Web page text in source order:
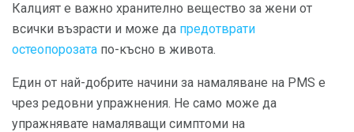
Калцият е важно хранително вещество за жени от
всички възрасти и може да предотврати
остеопорозата по-късно в живота.
Един от най-добрите начини за намаляване на PMS е
чрез редовни упражнения. Не само може да
упражнявате намаляващи симптоми на